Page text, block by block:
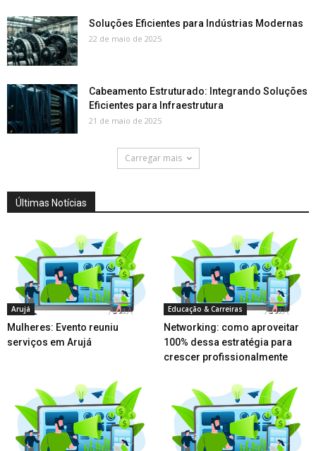
Soluções Eficientes para Indústrias Modernas
22 de maio de 2025
Cabeamento Estruturado: Integrando Soluções
Eficientes para Infraestrutura
21 de maio de 2025
Carregar mais
Últimas Notícias
Arujá
Mulheres: Evento reuniu
serviços em Arujá
Educação & Carreiras
Networking: como aproveitar
100% dessa estratégia para
crescer profissionalmente